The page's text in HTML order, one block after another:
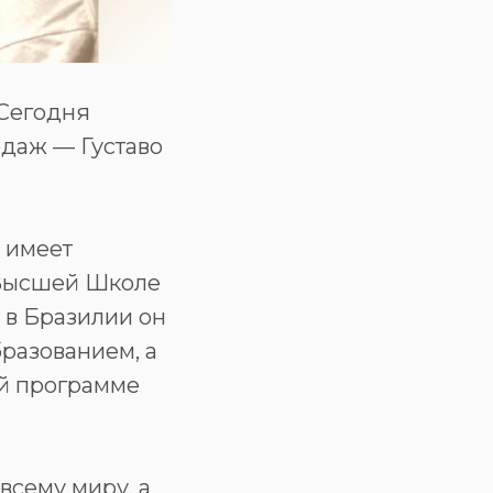
— Густаво
имеет
Школе
Бразилии он
а
программе
миру, а